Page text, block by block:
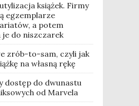
książek. Firmy
egzemplarze
a potem
do niszczarek
zrób-to-sam, czyli jak
na własną rękę
dostęp do dwunastu
od Marvela